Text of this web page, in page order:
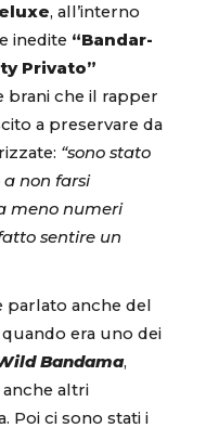
, all’interno
inedite “Bandar-
Privato”
brani che il rapper
a preservare da
“sono stato
a non farsi
meno numeri
sentire un
parlato anche del
era uno dei
Bandama,
altri
Poi ci sono stati i